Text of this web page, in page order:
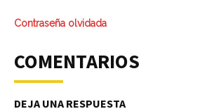
Contraseña olvidada
COMENTARIOS
DEJA UNA RESPUESTA